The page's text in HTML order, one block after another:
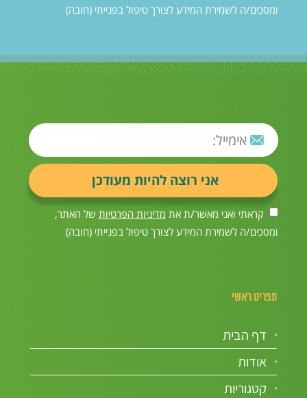
ומסכים/ה לשמירת המידע לצורך טיפול בפנייתי (חובה)
קראתי ואני מאשר/ת את מדיניות הפרטיות של האתר,
ומסכים/ה לשמירת המידע לצורך טיפול בפנייתי (חובה)
תפריט ראשי
דף הבית
אודות
קטגוריות